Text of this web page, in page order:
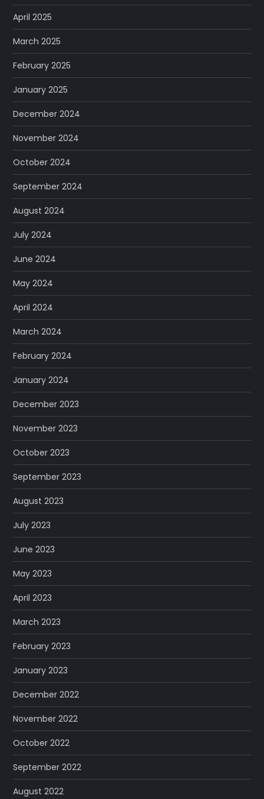
April 2025
March 2025
February 2025
January 2025
December 2024
November 2024
October 2024
September 2024
August 2024
July 2024
June 2024
May 2024
April 2024
March 2024
February 2024
January 2024
December 2023
November 2023
October 2023
September 2023
August 2023
July 2023
June 2023
May 2023
April 2023
March 2023
February 2023
January 2023
December 2022
November 2022
October 2022
September 2022
August 2022